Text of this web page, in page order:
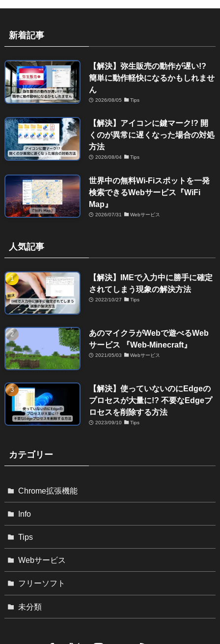
新着記事
【解決】弥生販売の動作が遅い!?
簡単に動作軽快になるかもしれませ
ん
2026/08/05 Tips
【解決】アイコンに鍵マーク!? 開
くのが異常に遅くなった場合の対処
方法
2026/08/04 Tips
世界中の無料Wi-Fiスポットを一発
検索できるWebサービス『WiFi
Map』
2026/07/31 Webサービス
人気記事
【解決】IMEで入力中に勝手に確定
されてしまう現象の解決方法
2022/10/27 Tips
あのマイクラがWebで遊べるWeb
サービス 『Web-Minecraft』
2021/05/03 Webサービス
【解決】使っていないのにEdgeの
プロセスが大量に!? 不要なEdgeプ
ロセスを削除する方法
2023/09/10 Tips
カテゴリー
Chrome拡張機能
Info
Tips
Webサービス
フリーソフト
未分類